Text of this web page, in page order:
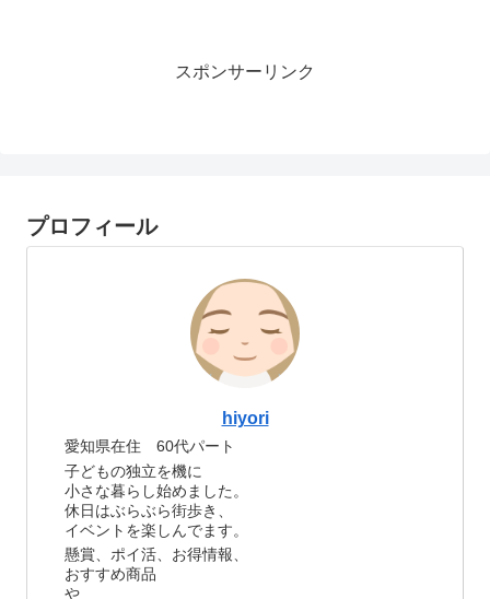
スポンサーリンク
プロフィール
hiyori
愛知県在住 60代パート
子どもの独立を機に
小さな暮らし始めました。
休日はぶらぶら街歩き、
イベントを楽しんでます。
懸賞、ポイ活、お得情報、
おすすめ商品
や